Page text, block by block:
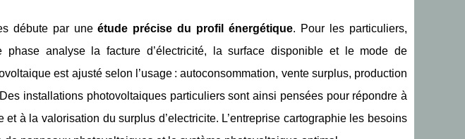
débute par uneétude précise du profil énergétique. Pour les particuliers,
phase analyse la facture d’électricité, la surface disponible et le mode de
est ajusté selon l’usage : autoconsommation, vente surplus, production
installations photovoltaiques particuliers sont ainsi pensées pour répondre à
et à la valorisation du surplus d’electricite. L’entreprise cartographie les besoins